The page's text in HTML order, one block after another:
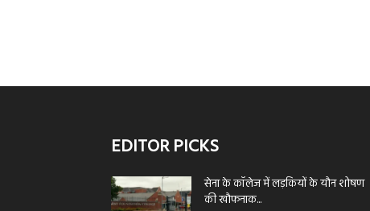
EDITOR PICKS
सेना के कॉलेज में लड़कियों के यौन शोषण
की खौफनाक...